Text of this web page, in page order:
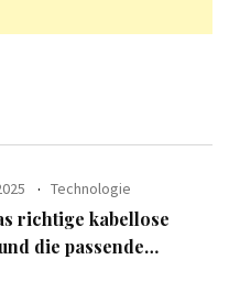
Technologie
richtige kabellose
die passende